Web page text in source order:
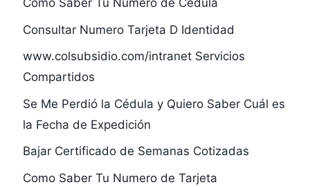
Como Saber Tu Numero de Cedula
Consultar Numero Tarjeta D Identidad
www.colsubsidio.com/intranet Servicios
Compartidos
Se Me Perdió la Cédula y Quiero Saber Cuál es
la Fecha de Expedición
Bajar Certificado de Semanas Cotizadas
Como Saber Tu Numero de Tarjeta